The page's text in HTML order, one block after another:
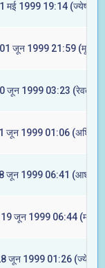
मई 1999 19:14 (ज्येष्टा)
जून 1999 21:59 (मूल)
जून 1999 03:23 (रेवती)
1999 01:06 (अश्विनी)
जून 1999 06:41 (आश्लेषा)
जून 1999 06:44 (मघा)
जून 1999 01:26 (ज्येष्टा)